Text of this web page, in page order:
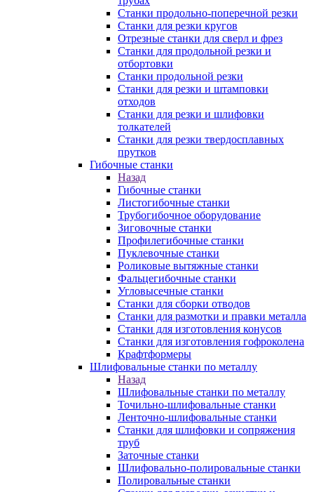
Станки продольно-поперечной резки
Станки для резки кругов
Отрезные станки для сверл и фрез
Станки для продольной резки и
отбортовки
Станки продольной резки
Станки для резки и штамповки
отходов
Станки для резки и шлифовки
толкателей
Станки для резки твердосплавных
прутков
Гибочные станки
Назад
Гибочные станки
Листогибочные станки
Трубогибочное оборудование
Зиговочные станки
Профилегибочные станки
Пуклевочные станки
Роликовые вытяжные станки
Фальцегибочные станки
Угловысечные станки
Станки для сборки отводов
Станки для размотки и правки металла
Станки для изготовления конусов
Станки для изготовления гофроколена
Крафтформеры
Шлифовальные станки по металлу
Назад
Шлифовальные станки по металлу
Точильно-шлифовальные станки
Ленточно-шлифовальные станки
Станки для шлифовки и сопряжения
труб
Заточные станки
Шлифовально-полировальные станки
Полировальные станки